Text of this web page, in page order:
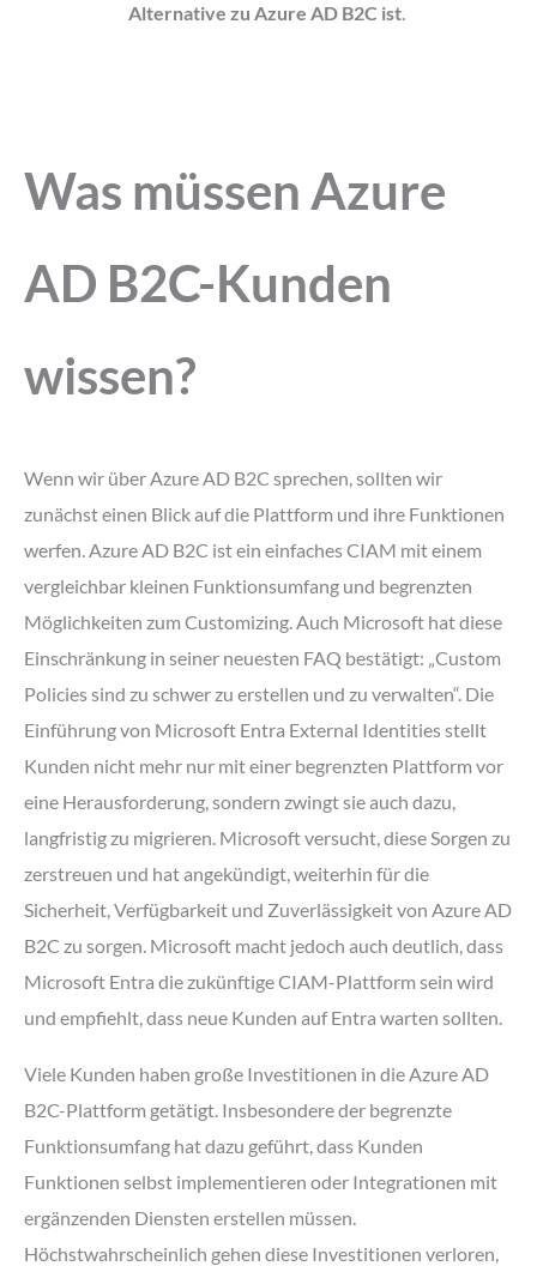
Alternative zu Azure AD B2C ist.
Was müssen Azure
AD B2C-Kunden
wissen?
Wenn wir über Azure AD B2C sprechen, sollten wir
zunächst einen Blick auf die Plattform und ihre Funktionen
werfen. Azure AD B2C ist ein einfaches CIAM mit einem
vergleichbar kleinen Funktionsumfang und begrenzten
Möglichkeiten zum Customizing. Auch Microsoft hat diese
Einschränkung in seiner neuesten FAQ bestätigt: „Custom
Policies sind zu schwer zu erstellen und zu verwalten“. Die
Einführung von Microsoft Entra External Identities stellt
Kunden nicht mehr nur mit einer begrenzten Plattform vor
eine Herausforderung, sondern zwingt sie auch dazu,
langfristig zu migrieren. Microsoft versucht, diese Sorgen zu
zerstreuen und hat angekündigt, weiterhin für die
Sicherheit, Verfügbarkeit und Zuverlässigkeit von Azure AD
B2C zu sorgen. Microsoft macht jedoch auch deutlich, dass
Microsoft Entra die zukünftige CIAM-Plattform sein wird
und empfiehlt, dass neue Kunden auf Entra warten sollten.
Viele Kunden haben große Investitionen in die Azure AD
B2C-Plattform getätigt. Insbesondere der begrenzte
Funktionsumfang hat dazu geführt, dass Kunden
Funktionen selbst implementieren oder Integrationen mit
ergänzenden Diensten erstellen müssen.
Höchstwahrscheinlich gehen diese Investitionen verloren,